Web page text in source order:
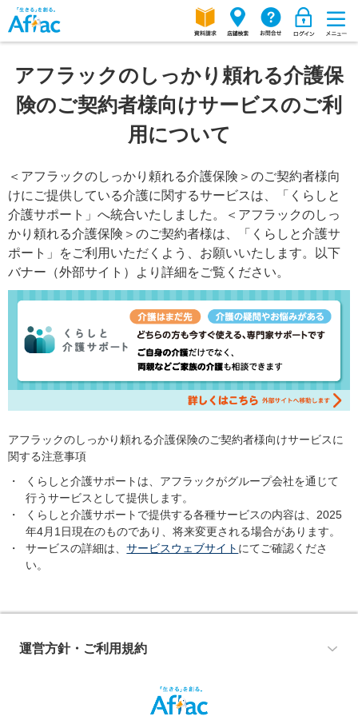
アフラックのしっかり頼れる介護保
険のご契約者様向けサービスのご利
用について
＜アフラックのしっかり頼れる介護保険＞のご契約者様向
けにご提供している介護に関するサービスは、「くらしと
介護サポート」へ統合いたしました。＜アフラックのしっ
かり頼れる介護保険＞のご契約者様は、「くらしと介護サ
ポート」をご利用いただくよう、お願いいたします。以下
バナー（外部サイト）より詳細をご覧ください。
アフラックのしっかり頼れる介護保険のご契約者様向けサービスに
関する注意事項
・
くらしと介護サポートは、アフラックがグループ会社を通じて
行うサービスとして提供します。
・
くらしと介護サポートで提供する各種サービスの内容は、2025
年4月1日現在のものであり、将来変更される場合があります。
・
サービスの詳細は、サービスウェブサイト にてご確認くださ
い。
運営方針・ご利用規約